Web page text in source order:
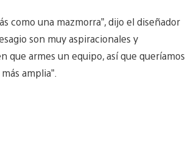
como una mazmorra”, dijo el diseñador
son muy aspiracionales y
armes un equipo, así que queríamos
amplia”.